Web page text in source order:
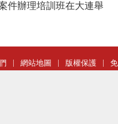
件辦理培訓班在大連舉